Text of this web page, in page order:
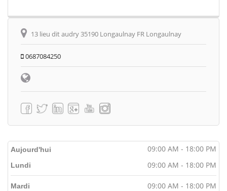
13 lieu dit audry 35190 Longaulnay FR Longaulnay
0687084250
Aujourd'hui 09:00 AM - 18:00 PM
Lundi 09:00 AM - 18:00 PM
Mardi 09:00 AM - 18:00 PM